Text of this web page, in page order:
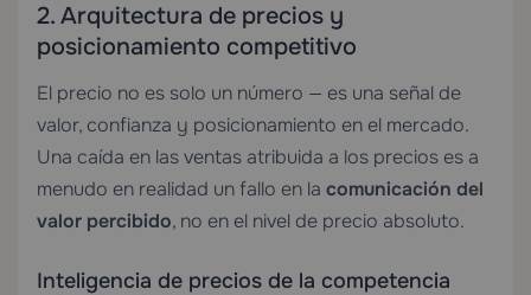
2. Arquitectura de precios y
posicionamiento competitivo
El precio no es solo un número — es una señal de
valor, confianza y posicionamiento en el mercado.
Una caída en las ventas atribuida a los precios es a
menudo en realidad un fallo en la comunicación del
valor percibido, no en el nivel de precio absoluto.
Inteligencia de precios de la competencia